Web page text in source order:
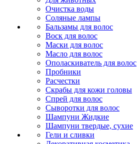
Очистка воды
Соляные лампы
Бальзамы для волос
Воск для волос
Маски для волос
Масло для волос
Ополаскиватель для волос
Пробники
Расчестки
Скрабы для кожи головы
Спрей для волос
Сыворотки для волос
Шампуни Жидкие
Шампуни твердые, сухие
Гели и сливки